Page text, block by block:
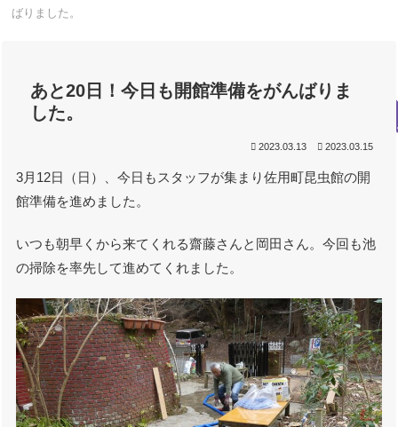
ばりました。
あと20日！今日も開館準備をがんばりま
した。
2023.03.13 2023.03.15
3月12日（日）、今日もスタッフが集まり佐用町昆虫館の開
館準備を進めました。
いつも朝早くから来てくれる齋藤さんと岡田さん。今回も池
の掃除を率先して進めてくれました。